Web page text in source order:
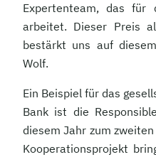
Expertenteam, das für
arbeitet. Dieser Preis
bestärkt uns auf
Wolf.
Ein Beispiel für das
Bank ist die
diesem Jahr zum
Kooperationsprojekt